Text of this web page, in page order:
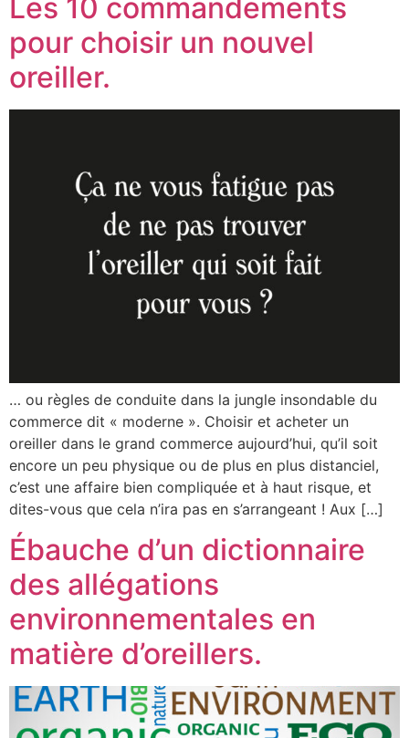
Les 10 commandements
pour choisir un nouvel
oreiller.
… ou règles de conduite dans la jungle insondable du
commerce dit « moderne ». Choisir et acheter un
oreiller dans le grand commerce aujourd’hui, qu’il soit
encore un peu physique ou de plus en plus distanciel,
c’est une affaire bien compliquée et à haut risque, et
dites-vous que cela n’ira pas en s’arrangeant ! Aux […]
Ébauche d’un dictionnaire
des allégations
environnementales en
matière d’oreillers.